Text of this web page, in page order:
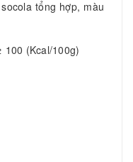
tổng hợp, màu
100 (Kcal/100g)